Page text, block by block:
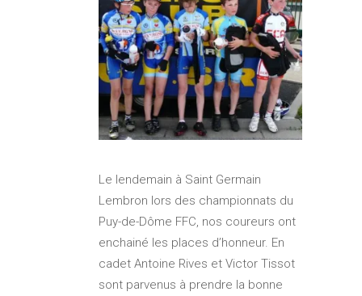
Le lendemain à Saint Germain
Lembron lors des championnats du
Puy-de-Dôme FFC, nos coureurs ont
enchainé les places d’honneur. En
cadet Antoine Rives et Victor Tissot
sont parvenus à prendre la bonne